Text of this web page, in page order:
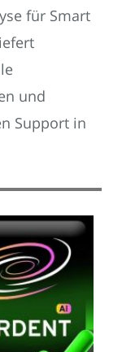
für Smart
und
Support in